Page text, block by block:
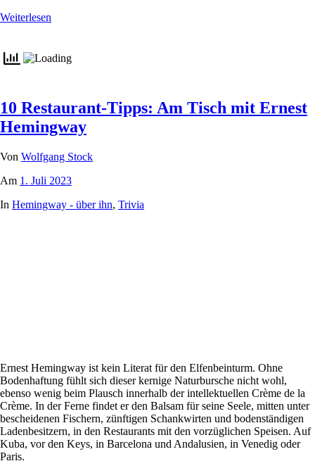
Weiterlesen
10 Restaurant-Tipps: Am Tisch mit Ernest
Hemingway
Von Wolfgang Stock
Am 1. Juli 2023
In Hemingway - über ihn, Trivia
Ernest Hemingway ist kein Literat für den Elfenbeinturm. Ohne
Bodenhaftung fühlt sich dieser kernige Naturbursche nicht wohl,
ebenso wenig beim Plausch innerhalb der intellektuellen Crème de la
Crème. In der Ferne findet er den Balsam für seine Seele, mitten unter
bescheidenen Fischern, zünftigen Schankwirten und bodenständigen
Ladenbesitzern, in den Restaurants mit den vorzüglichen Speisen. Auf
Kuba, vor den Keys, in Barcelona und Andalusien, in Venedig oder
Paris.